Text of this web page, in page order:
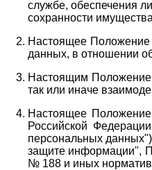
службе, обеспечения
сохранности
Настоящее Положение
данных, в отношении
Настоящим
так или иначе
Настоящее Положение
Российской
персональных
защите информации",
№ 188 и иных